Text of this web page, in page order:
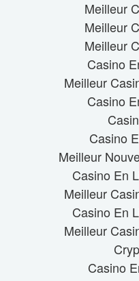
Meilleur
Meilleur
Meilleur
Casino
Meilleur
Casino
Casino
Meilleur
Casino En
Meilleur
Casino En
Meilleur
Casino